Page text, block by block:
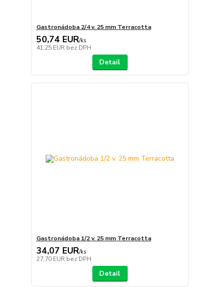
Gastronádoba 2/4 v. 25 mm Terracotta
50,74 EUR/ks
41,25 EUR bez DPH
Detail
Gastronádoba 1/2 v. 25 mm Terracotta
34,07 EUR/ks
27,70 EUR bez DPH
Detail